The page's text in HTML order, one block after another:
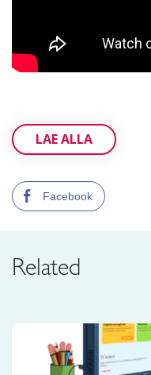
LAE ALLA
Facebook
Related